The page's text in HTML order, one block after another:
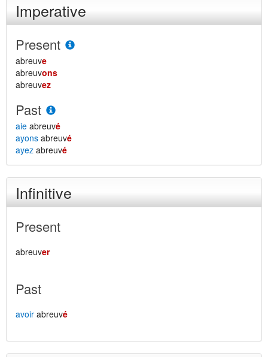
Imperative
Present
abreuve
abreuvons
abreuvez
Past
aie abreuvé
ayons abreuvé
ayez abreuvé
Infinitive
Present
abreuver
Past
avoir abreuvé